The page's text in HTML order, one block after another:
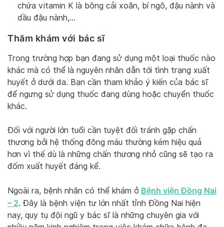
chứa vitamin K là bông cải xoăn, bí ngô, đậu nành và
dầu đậu nành,…
Thăm khám với bác sĩ
Trong trường hợp bạn đang sử dụng một loại thuốc nào
khác mà có thể là nguyên nhân dẫn tới tình trạng xuất
huyết ở dưới da. Bạn cần tham khảo ý kiến của bác sĩ
để ngưng sử dụng thuốc đang dùng hoặc chuyển thuốc
khác.
Đối với người lớn tuổi cần tuyệt đối tránh gặp chấn
thương bởi hệ thống đông máu thường kém hiệu quả
hơn vì thế dù là những chấn thương nhỏ cũng sẽ tạo ra
đốm xuất huyết đáng kể.
Ngoài ra, bệnh nhân có thể khám ở Bệnh viện Đồng Nai
– 2. Đây là bệnh viện tư lớn nhất tỉnh Đồng Nai hiện
nay, quy tụ đội ngũ y bác sĩ là những chuyên gia với